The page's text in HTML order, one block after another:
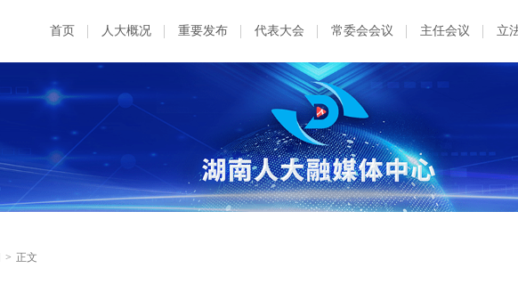
首页 人大概况 重要发布 代表大会 常委会会议 主任会议 立
> 正文